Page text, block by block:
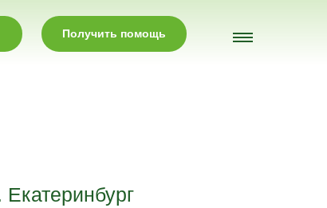
Получить помощь